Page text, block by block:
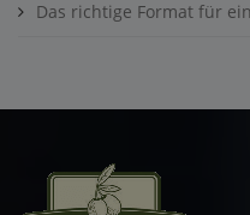
Das richtige Format für